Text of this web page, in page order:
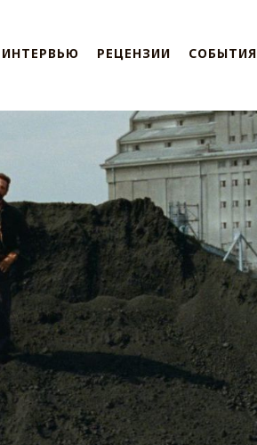
ИНТЕРВЬЮ РЕЦЕНЗИИ СОБЫТИЯ